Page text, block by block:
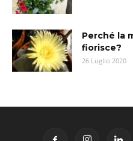
Perché la
fiorisce?
26 Luglio 2020